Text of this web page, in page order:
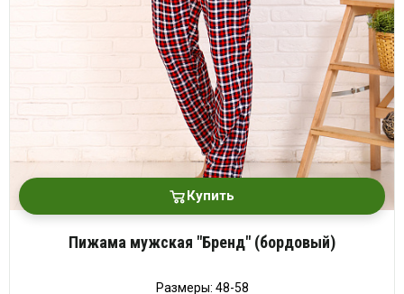
Купить
Пижама мужская "Бренд" (бордовый)
Размеры: 48-58